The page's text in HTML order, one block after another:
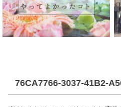
76CA7766-3037-41B2-